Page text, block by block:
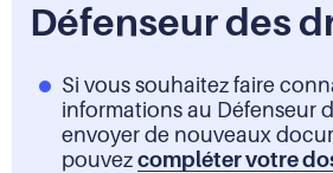
Défenseur des
Si vous souhaitez faire
informations au Défenseur
envoyer de nouveaux
pouvez compléter votre